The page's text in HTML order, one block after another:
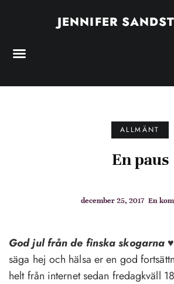
JENNIFER
ALLMÄNT
En paus
december 25, 2017 En
God jul från de finska skogarna ♥
säga hej och hälsa er en god
helt från internet sedan fredagkväll